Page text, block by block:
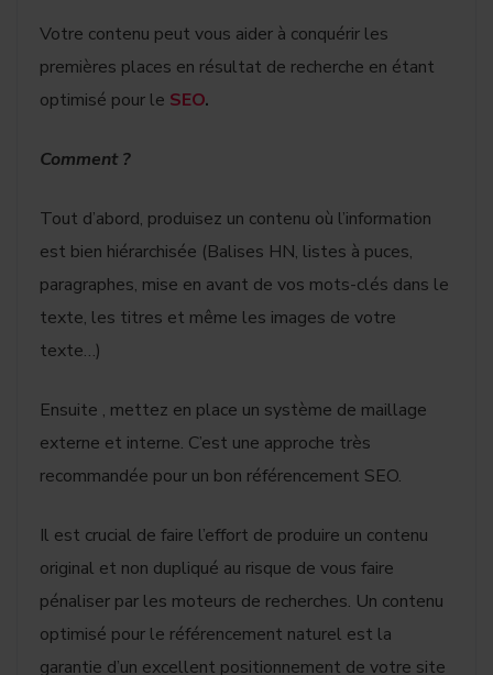
Votre contenu peut vous aider à conquérir les
premières places en résultat de recherche en étant
optimisé pour le SEO.
Comment ?
Tout d’abord, produisez un contenu où l’information
est bien hiérarchisée (Balises HN, listes à puces,
paragraphes, mise en avant de vos mots-clés dans le
texte, les titres et même les images de votre
texte…)
Ensuite , mettez en place un système de maillage
externe et interne. C’est une approche très
recommandée pour un bon référencement SEO.
Il est crucial de faire l’effort de produire un contenu
original et non dupliqué au risque de vous faire
pénaliser par les moteurs de recherches. Un contenu
optimisé pour le référencement naturel est la
garantie d’un excellent positionnement de votre site